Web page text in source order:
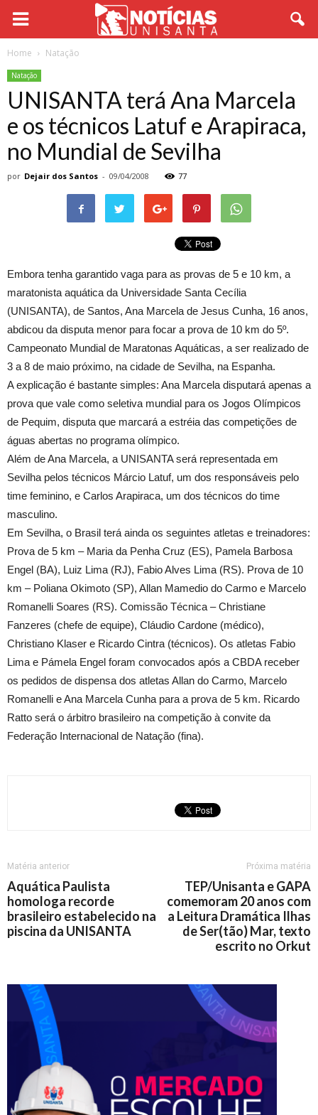
Home Natação
Natação
UNISANTA terá Ana Marcela
e os técnicos Latuf e Arapiraca,
no Mundial de Sevilha
por Dejair dos Santos - 09/04/2008 77
Embora tenha garantido vaga para as provas de 5 e 10 km, a
maratonista aquática da Universidade Santa Cecília
(UNISANTA), de Santos, Ana Marcela de Jesus Cunha, 16 anos,
abdicou da disputa menor para focar a prova de 10 km do 5º.
Campeonato Mundial de Maratonas Aquáticas, a ser realizado de
3 a 8 de maio próximo, na cidade de Sevilha, na Espanha.
A explicação é bastante simples: Ana Marcela disputará apenas a
prova que vale como seletiva mundial para os Jogos Olímpicos
de Pequim, disputa que marcará a estréia das competições de
águas abertas no programa olímpico.
Além de Ana Marcela, a UNISANTA será representada em
Sevilha pelos técnicos Márcio Latuf, um dos responsáveis pelo
time feminino, e Carlos Arapiraca, um dos técnicos do time
masculino.
Em Sevilha, o Brasil terá ainda os seguintes atletas e treinadores:
Prova de 5 km – Maria da Penha Cruz (ES), Pamela Barbosa
Engel (BA), Luiz Lima (RJ), Fabio Alves Lima (RS). Prova de 10
km – Poliana Okimoto (SP), Allan Mamedio do Carmo e Marcelo
Romanelli Soares (RS). Comissão Técnica – Christiane
Fanzeres (chefe de equipe), Cláudio Cardone (médico),
Christiano Klaser e Ricardo Cintra (técnicos). Os atletas Fabio
Lima e Pámela Engel foram convocados após a CBDA receber
os pedidos de dispensa dos atletas Allan do Carmo, Marcelo
Romanelli e Ana Marcela Cunha para a prova de 5 km. Ricardo
Ratto será o árbitro brasileiro na competição à convite da
Federação Internacional de Natação (fina).
Matéria anterior
Aquática Paulista
homologa recorde
brasileiro estabelecido na
piscina da UNISANTA
Próxima matéria
TEP/Unisanta e GAPA
comemoram 20 anos com
a Leitura Dramática Ilhas
de Ser(tão) Mar, texto
escrito no Orkut